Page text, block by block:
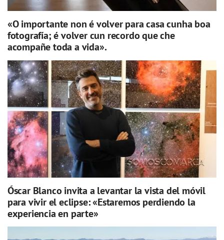
«O importante non é volver para casa cunha boa
fotografía; é volver cun recordo que che
acompañe toda a vida».
Óscar Blanco invita a levantar la vista del móvil
para vivir el eclipse: «Estaremos perdiendo la
experiencia en parte»